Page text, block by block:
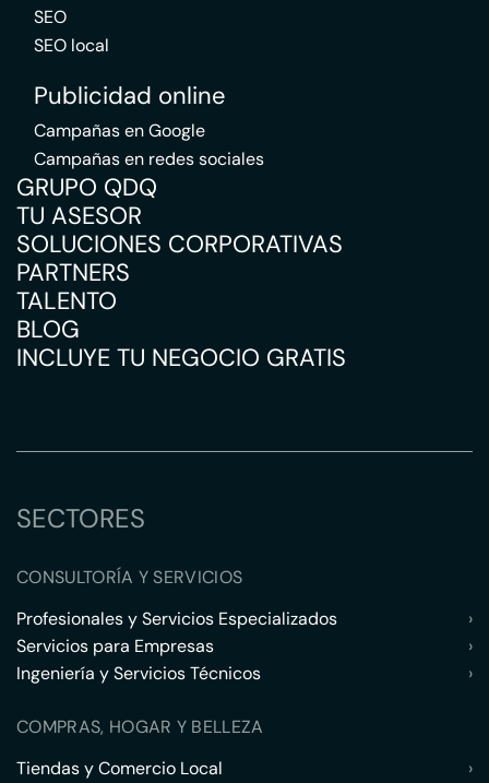
SEO
SEO local
Publicidad online
Campañas en Google
Campañas en redes sociales
GRUPO QDQ
TU ASESOR
SOLUCIONES CORPORATIVAS
PARTNERS
TALENTO
BLOG
INCLUYE TU NEGOCIO GRATIS
SECTORES
CONSULTORÍA Y SERVICIOS
Profesionales y Servicios Especializados
›
Servicios para Empresas
›
Ingeniería y Servicios Técnicos
›
COMPRAS, HOGAR Y BELLEZA
Tiendas y Comercio Local
›